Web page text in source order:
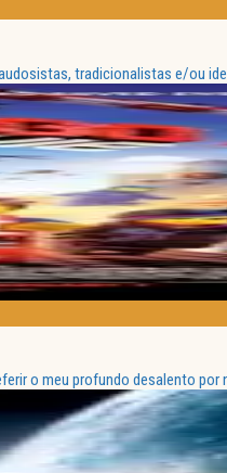
tradicionalistas e/ou
o meu profundo desalento por